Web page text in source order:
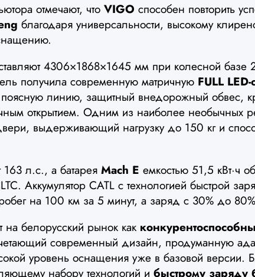
отмечают, что VIGO способен повторить
благодаря универсальности, высокому
4306×1868×1645 мм при колесной базе
получила современную матричную FULL LED-
линию, защитный внедорожный обвес,
открытием. Одним из наиболее необычных
выдерживающий нагрузку до 150 кг и
163 л.с., а батарея Mach E емкостью 51,5 кВт·ч
Аккумулятор CATL с технологией быстрой
на 100 км за 5 минут, а заряд с 30% до
белорусский рынок как
современный дизайн, продуманную
уровень оснащения уже в базовой версии.
набору технологий и быстрому заряду